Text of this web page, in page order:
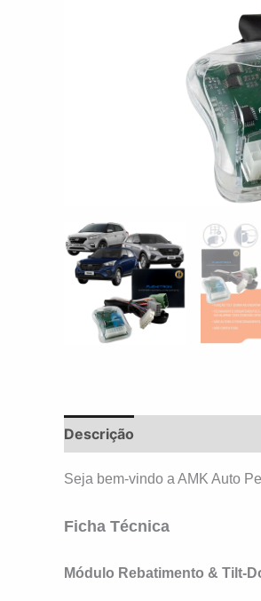
Descrição
Seja bem-vindo a AMK Auto
Ficha Técnica
Módulo Rebatimento & Tilt-